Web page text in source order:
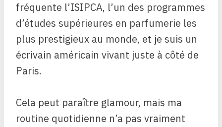
fréquente l’ISIPCA, l’un des programmes
d’études supérieures en parfumerie les
plus prestigieux au monde, et je suis un
écrivain américain vivant juste à côté de
Paris.
Cela peut paraître glamour, mais ma
routine quotidienne n’a pas vraiment